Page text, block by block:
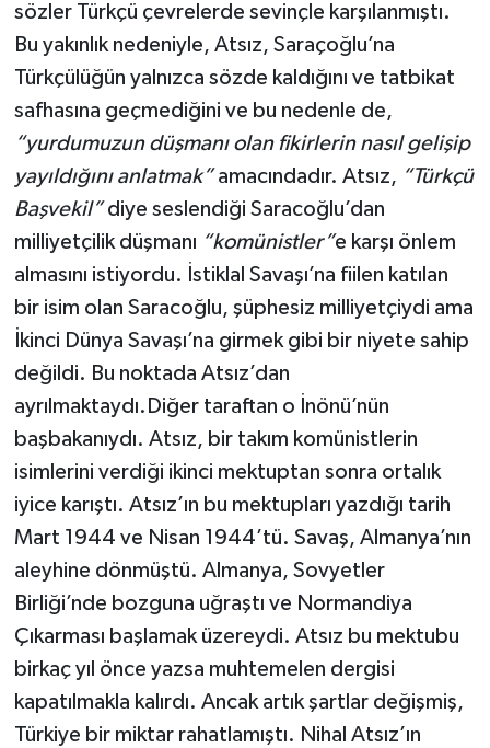
sözler Türkçü çevrelerde sevinçle karşılanmıştı.
Bu yakınlık nedeniyle, Atsız, Saraçoğlu’na
Türkçülüğün yalnızca sözde kaldığını ve tatbikat
safhasına geçmediğini ve bu nedenle de,
“yurdumuzun düşmanı olan fikirlerin nasıl gelişip
yayıldığını anlatmak”amacındadır. Atsız, “Türkçü
Başvekil” diye seslendiği Saracoğlu’dan
milliyetçilik düşmanı “komünistler”e karşı önlem
almasını istiyordu. İstiklal Savaşı’na fiilen katılan
bir isim olan Saracoğlu, şüphesiz milliyetçiydi ama
İkinci Dünya Savaşı’na girmek gibi bir niyete sahip
değildi. Bu noktada Atsız’dan
ayrılmaktaydı.Diğer taraftan o İnönü’nün
başbakanıydı. Atsız, bir takım komünistlerin
isimlerini verdiği ikinci mektuptan sonra ortalık
iyice karıştı. Atsız’ın bu mektupları yazdığı tarih
Mart 1944 ve Nisan 1944’tü. Savaş, Almanya’nın
aleyhine dönmüştü. Almanya, Sovyetler
Birliği’nde bozguna uğraştı ve Normandiya
Çıkarması başlamak üzereydi. Atsız bu mektubu
birkaç yıl önce yazsa muhtemelen dergisi
kapatılmakla kalırdı. Ancak artık şartlar değişmiş,
Türkiye bir miktar rahatlamıştı. Nihal Atsız’ın